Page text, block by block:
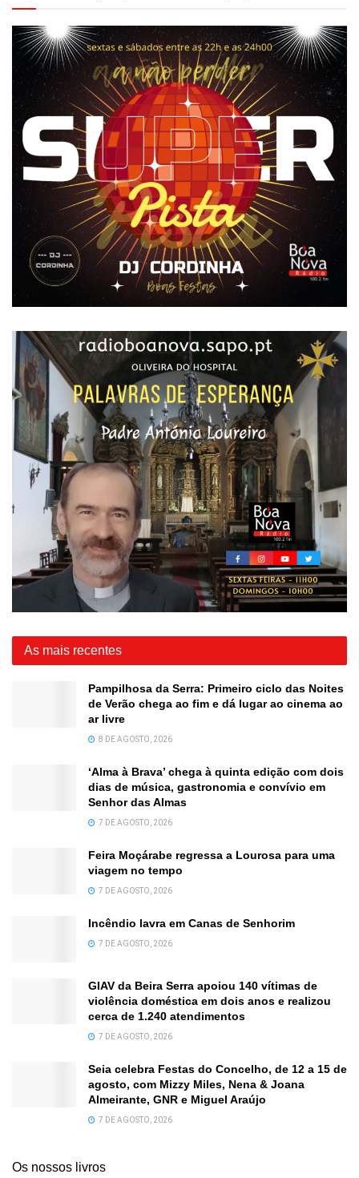
As mais recentes
Pampilhosa da Serra: Primeiro ciclo das Noites
de Verão chega ao fim e dá lugar ao cinema ao
ar livre
8 DE AGOSTO, 2026
‘Alma à Brava’ chega à quinta edição com dois
dias de música, gastronomia e convívio em
Senhor das Almas
7 DE AGOSTO, 2026
Feira Moçárabe regressa a Lourosa para uma
viagem no tempo
7 DE AGOSTO, 2026
Incêndio lavra em Canas de Senhorim
7 DE AGOSTO, 2026
GIAV da Beira Serra apoiou 140 vítimas de
violência doméstica em dois anos e realizou
cerca de 1.240 atendimentos
7 DE AGOSTO, 2026
Seia celebra Festas do Concelho, de 12 a 15 de
agosto, com Mizzy Miles, Nena & Joana
Almeirante, GNR e Miguel Araújo
7 DE AGOSTO, 2026
Os nossos livros